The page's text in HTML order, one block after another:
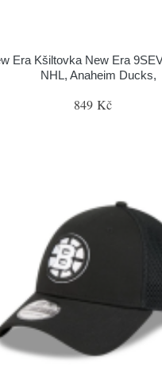
Era Kšiltovka New Era
NHL, Anaheim Ducks,
849 Kč